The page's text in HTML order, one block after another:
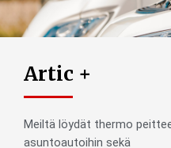
Artic +
Meiltä löydät thermo
asuntoautoihin sekä